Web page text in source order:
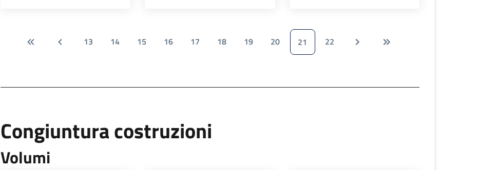
13 14 15 16 17 18 19 20 21 22
Congiuntura costruzioni
Volumi